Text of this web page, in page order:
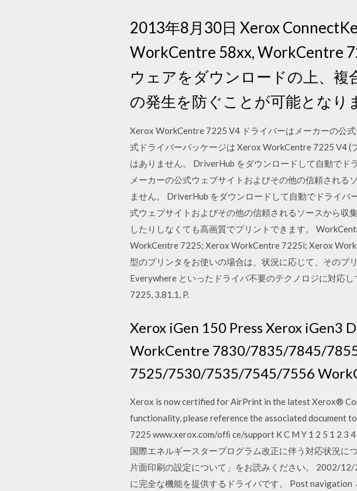
2013年8月30日 Xerox
WorkCentre 58xx, WorkCentre
ウェアをダウンロードの上、
の発生を防ぐことが可能となり
Xerox WorkCentre 7225 V4 ドライバーはメーカーの公
式ドライバーパッケージは Xerox WorkCentre 7225 V4
はありません。 DriverHub をダウンロードして自動で
メーカーの公式ウェブサイトおよびその他の信頼され
ません。 DriverHub をダウンロードして自動でドライ
式ウェブサイトおよびその他の信頼されるソースから収
したりしなくても高画質でプリントできます。
WorkCentre 7225; Xerox WorkCentre 7225i; Xerox
型のプリンタをお使いの場合は、状況に応じて、そのプ
Everywhere といったドライバ不要のテクノロジに対応
7225, 3.81.1, P.
Xerox iGen 150 Press Xerox iGen3
WorkCentre 7830/7835/7845/
7525/7530/7535/7545/7556
Xerox is now certified for AirPrint in the latest Xerox®
functionality, please reference the associated
7225 www.xerox.com/ofﬁ ce/support K C M Y 1 2 5 1 2 3
国際エネルギースタープログラム改正に伴う対応状況に
片面印刷の設定について」をお読みください。 2002/
に完全な機能を提供するドライバです。 Post